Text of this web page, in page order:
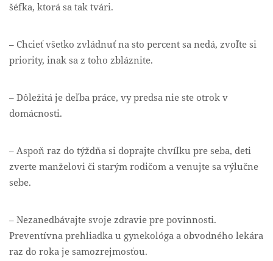
šéfka, ktorá sa tak tvári.
– Chcieť všetko zvládnuť na sto percent sa nedá, zvoľte si
priority, inak sa z toho zbláznite.
– Dôležitá je deľba práce, vy predsa nie ste otrok v
domácnosti.
– Aspoň raz do týždňa si doprajte chvíľku pre seba, deti
zverte manželovi či starým rodičom a venujte sa výlučne
sebe.
– Nezanedbávajte svoje zdravie pre povinnosti.
Preventívna prehliadka u gynekológa a obvodného lekára
raz do roka je samozrejmosťou.